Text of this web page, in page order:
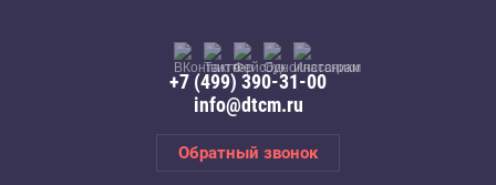
+7 (499) 390-31-00
info@dtcm.ru
Обратный звонок